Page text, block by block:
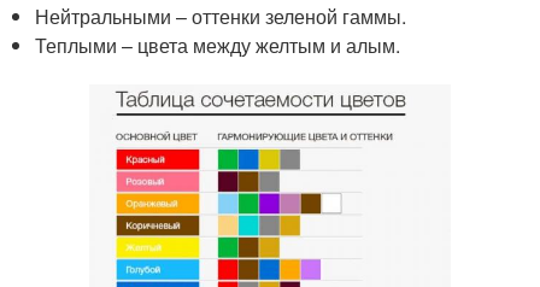
Нейтральными – оттенки зеленой гаммы.
Теплыми – цвета между желтым и алым.